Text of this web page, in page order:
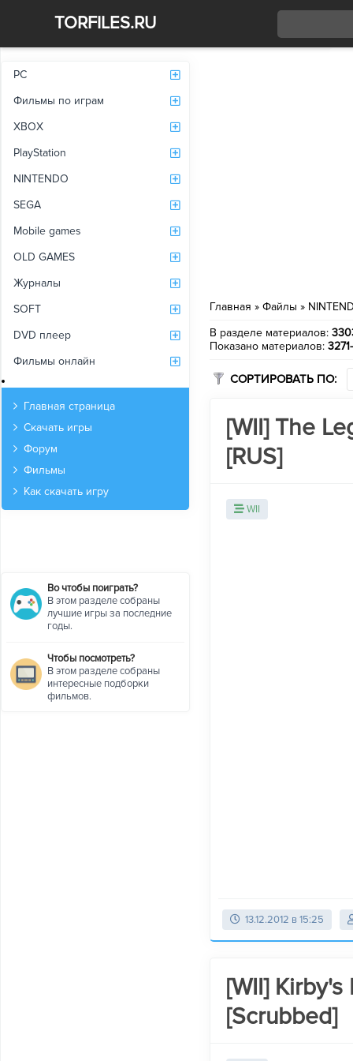
TORFILES.RU
PC
Фильмы по играм
XBOX
PlayStation
NINTENDO
SEGA
Mobile games
OLD GAMES
Журналы
SOFT
DVD плеер
Фильмы онлайн
Главная страница
Скачать игры
Форум
Фильмы
Как скачать игру
Во чтобы поиграть?
В этом разделе собраны
лучшие игры за последние
годы.
Чтобы посмотреть?
В этом разделе собраны
интересные подборки
фильмов.
Главная » Файлы »
В разделе материалов:
Показано материалов:
СОРТИРОВАТЬ ПО:
[WII] The
[RUS]
WII
13.12.2012 в 15:25
[WII] Kirby's
[Scrubbed]